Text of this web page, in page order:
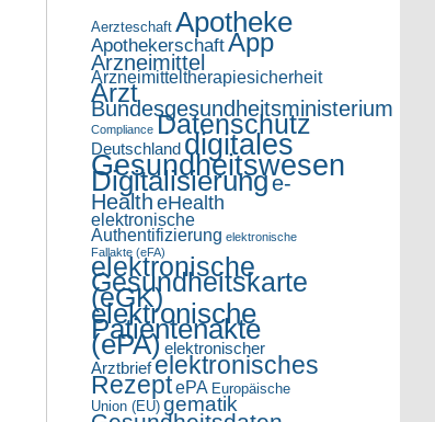
Aerzteschaft Apotheke
ApothekerschaftApp
Arzneimittel
Arzneimitteltherapiesicherheit
Arzt
Bundesgesundheitsministerium
Compliance Datenschutz
Deutschlanddigitales
Gesundheitswesen
Digitalisierunge-
Health eHealth
elektronische
Authentifizierung elektronische
Fallakte (eFA)
elektronische
Gesundheitskarte
(eGK)
elektronische
Patientenakte
(ePA) elektronischer
Arztbriefelektronisches
RezeptePA Europäische
Union (EU) gematik